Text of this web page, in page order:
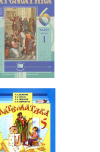
Математика
6 класс
Математика
5 класс